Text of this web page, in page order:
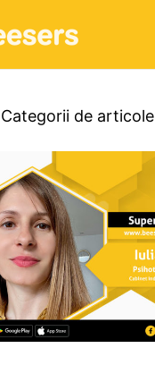
Categorii de articole